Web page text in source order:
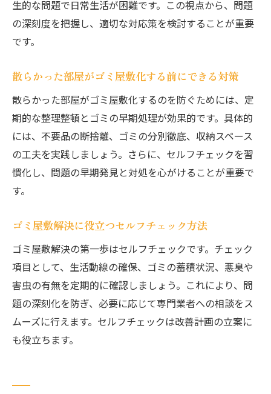
生的な問題で日常生活が困難です。この視点から、問題
の深刻度を把握し、適切な対応策を検討することが重要
です。
散らかった部屋がゴミ屋敷化する前にできる対策
散らかった部屋がゴミ屋敷化するのを防ぐためには、定
期的な整理整頓とゴミの早期処理が効果的です。具体的
には、不要品の断捨離、ゴミの分別徹底、収納スペース
の工夫を実践しましょう。さらに、セルフチェックを習
慣化し、問題の早期発見と対処を心がけることが重要で
す。
ゴミ屋敷解決に役立つセルフチェック方法
ゴミ屋敷解決の第一歩はセルフチェックです。チェック
項目として、生活動線の確保、ゴミの蓄積状況、悪臭や
害虫の有無を定期的に確認しましょう。これにより、問
題の深刻化を防ぎ、必要に応じて専門業者への相談をス
ムーズに行えます。セルフチェックは改善計画の立案に
も役立ちます。